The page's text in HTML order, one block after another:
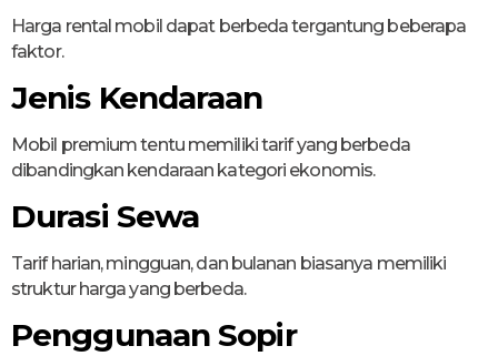
Harga rental mobil dapat berbeda tergantung beberapa
faktor.
Jenis Kendaraan
Mobil premium tentu memiliki tarif yang berbeda
dibandingkan kendaraan kategori ekonomis.
Durasi Sewa
Tarif harian, mingguan, dan bulanan biasanya memiliki
struktur harga yang berbeda.
Penggunaan Sopir